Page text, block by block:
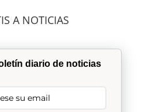
A NOTICIAS
diario de noticias